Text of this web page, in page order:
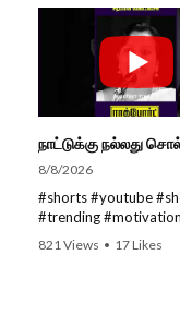
8/8/2026
#shorts #youtube
#trending #motivation
#nowtrending
SUBSCRIBE to get
821 Views • 17 Likes